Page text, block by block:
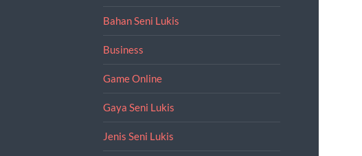
Bahan Seni Lukis
Business
Game Online
Gaya Seni Lukis
Jenis Seni Lukis